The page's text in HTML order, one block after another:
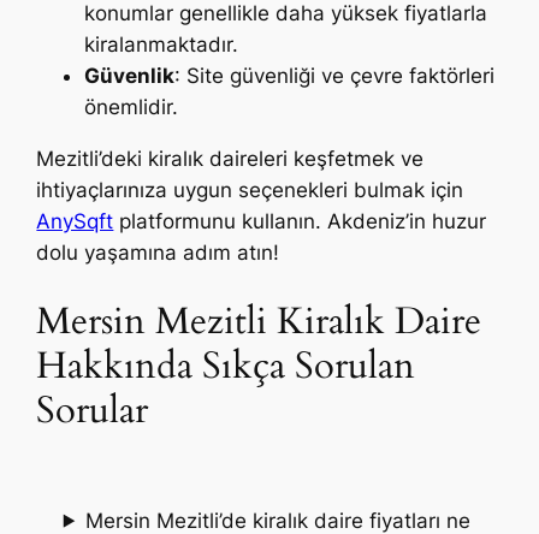
konumlar genellikle daha yüksek fiyatlarla
kiralanmaktadır.
Güvenlik: Site güvenliği ve çevre faktörleri
önemlidir.
Mezitli’deki kiralık daireleri keşfetmek ve
ihtiyaçlarınıza uygun seçenekleri bulmak için
AnySqft platformunu kullanın. Akdeniz’in huzur
dolu yaşamına adım atın!
Mersin Mezitli Kiralık Daire
Hakkında Sıkça Sorulan
Sorular
Mersin Mezitli’de kiralık daire fiyatları ne